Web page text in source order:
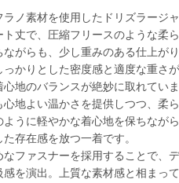
ラノ素材を使用したドリズラージャ
ト丈で、圧縮フリースのような柔
ながらも、少し重みのある仕上が
っかりとした密度感と適度な重さ
心地のバランスが絶妙に取れてい
心地よい温かさを提供しつつ、柔
ように軽やかな着心地を保ちなが
た存在感を放つ一着です。
なファスナーを採用することで、
感を演出。上質な素材感と相まっ